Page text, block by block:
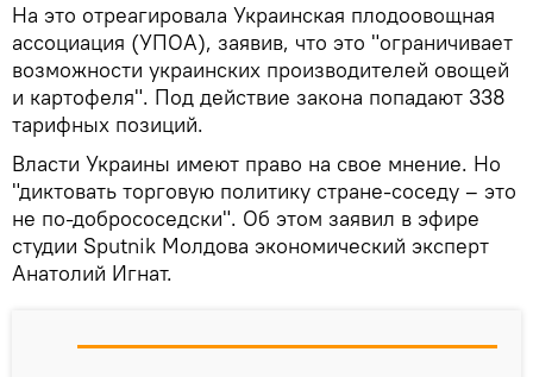
На это отреагировала Украинская плодоовощная
ассоциация (УПОА), заявив, что это "ограничивает
возможности украинских производителей овощей
и картофеля". Под действие закона попадают 338
тарифных позиций.
Власти Украины имеют право на свое мнение. Но
"диктовать торговую политику стране-соседу – это
не по-добрососедски". Об этом заявил в эфире
студии Sputnik Молдова экономический эксперт
Анатолий Игнат.